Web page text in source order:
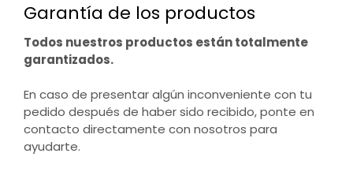
Garantía de los productos
Todos nuestros productos están totalmente
garantizados.
En caso de presentar algún inconveniente con tu
pedido después de haber sido recibido, ponte en
contacto directamente con nosotros para
ayudarte.